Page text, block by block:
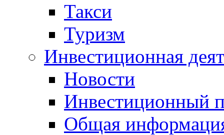
Такси
Туризм
Инвестиционная
Новости
Инвестиционный
Общая